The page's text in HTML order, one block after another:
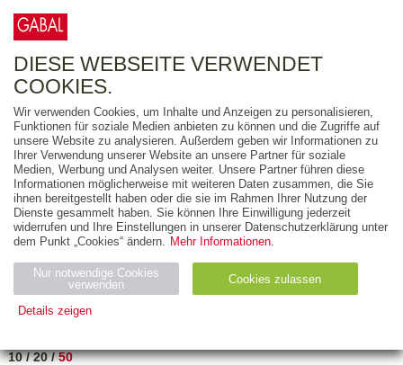
FREITEXT
AUSGABEART
AUS DER REIHE
ZUM THEMA
Neuerscheinung
Bestseller
PREIS
10/20/50
DIESE WEBSEITE VERWENDET
COOKIES.
Wir verwenden Cookies, um Inhalte und Anzeigen zu personalisieren,
Funktionen für soziale Medien anbieten zu können und die Zugriffe auf
unsere Website zu analysieren. Außerdem geben wir Informationen zu
Ihrer Verwendung unserer Website an unsere Partner für soziale
Medien, Werbung und Analysen weiter. Unsere Partner führen diese
Informationen möglicherweise mit weiteren Daten zusammen, die Sie
ihnen bereitgestellt haben oder die sie im Rahmen Ihrer Nutzung der
Dienste gesammelt haben. Sie können Ihre Einwilligung jederzeit
widerrufen und Ihre Einstellungen in unserer Datenschutzerklärung unter
dem Punkt „Cookies“ ändern. Mehr Informationen.
Nur notwendige Cookies
verwenden
Cookies zulassen
Details zeigen